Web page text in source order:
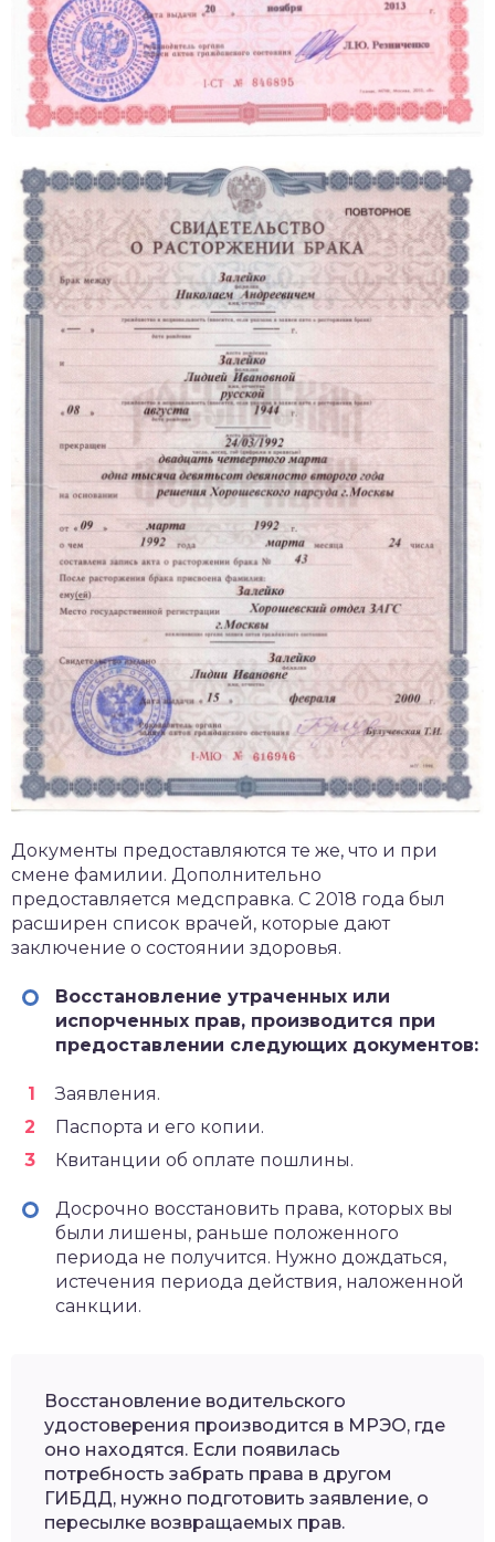
Документы предоставляются те же, что и при
смене фамилии. Дополнительно
предоставляется медсправка. С 2018 года был
расширен список врачей, которые дают
заключение о состоянии здоровья.
Восстановление утраченных или
испорченных прав, производится при
предоставлении следующих документов:
Заявления.
Паспорта и его копии.
Квитанции об оплате пошлины.
Досрочно восстановить права, которых вы
были лишены, раньше положенного
периода не получится. Нужно дождаться,
истечения периода действия, наложенной
санкции.
Восстановление водительского
удостоверения производится в МРЭО, где
оно находятся. Если появилась
потребность забрать права в другом
ГИБДД, нужно подготовить заявление, о
пересылке возвращаемых прав.